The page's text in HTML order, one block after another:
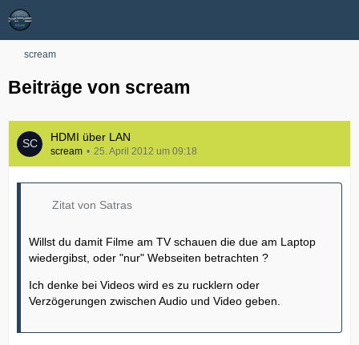
scream
Beiträge von scream
HDMI über LAN
scream 25. April 2012 um 09:18
Zitat von Satras
Willst du damit Filme am TV schauen die due am Laptop
wiedergibst, oder "nur" Webseiten betrachten ?
Ich denke bei Videos wird es zu rucklern oder
Verzögerungen zwischen Audio und Video geben.